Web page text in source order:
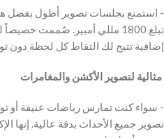
‫- استمتع بجلسات تصوير أطول بفضل
إضافية تتيح لك التقاط كل لحظة دون
‫ مثالية لتصوير الأكشن والمغامرات
‫- سواء كنت تمارس رياضات عنيفة أو
تصوير جميع الأحداث بدقة عالية.